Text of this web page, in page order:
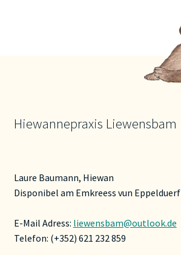
Hiewannepraxis Liewensbam
Laure Baumann, Hiewan
Disponibel am Emkreess vun Eppelduerf
E-Mail Adress: liewensbam@outlook.de
Telefon: (+352) 621 232 859